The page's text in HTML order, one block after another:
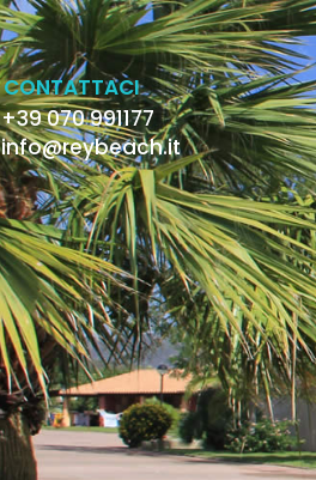
CONTATTACI
+39 070 991177
info@reybeach.it